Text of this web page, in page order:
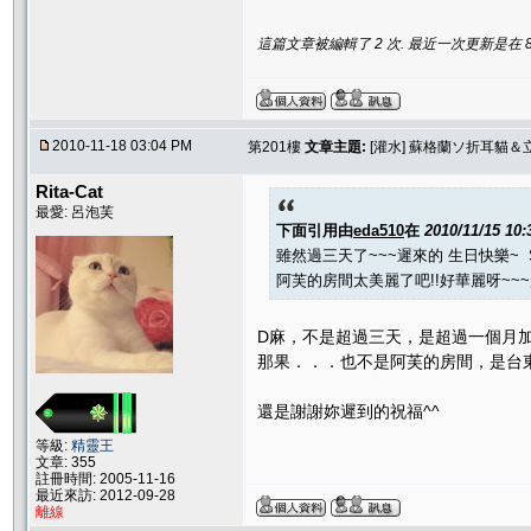
這篇文章被編輯了 2 次. 最近一次更新是在
2010-11-18 03:04 PM 第201樓 文章主題: [灌水] 蘇格蘭ソ折耳貓
Rita-Cat
最愛: 呂泡芙
等級: 精靈王
文章: 355
註冊時間: 2005-11-16
最近來訪: 2012-09-28
離線
下面引用由eda510在 2010/11/15
雖然過三天了~~~遲來的 生日快樂~
阿芙的房間太美麗了吧!!好華麗呀
D麻，不是超過三天，是超過一個月
那果．．．也不是阿芙的房間，是
還是謝謝妳遲到的祝福^^